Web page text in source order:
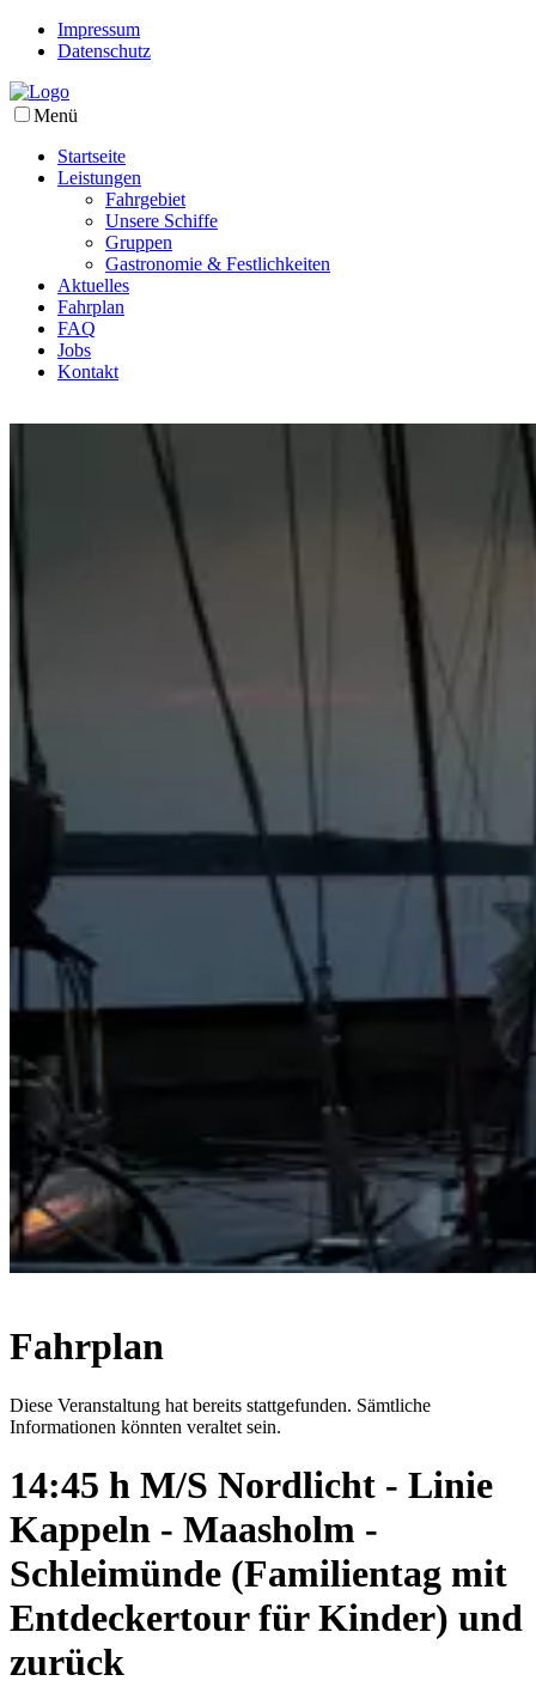
Impressum
Datenschutz
Menü
Startseite
Leistungen
Fahrgebiet
Unsere Schiffe
Gruppen
Gastronomie & Festlichkeiten
Aktuelles
Fahrplan
FAQ
Jobs
Kontakt
Fahrplan
Diese Veranstaltung hat bereits stattgefunden. Sämtliche
Informationen könnten veraltet sein.
14:45 h M/S Nordlicht - Linie
Kappeln - Maasholm -
Schleimünde (Familientag mit
Entdeckertour für Kinder) und
zurück